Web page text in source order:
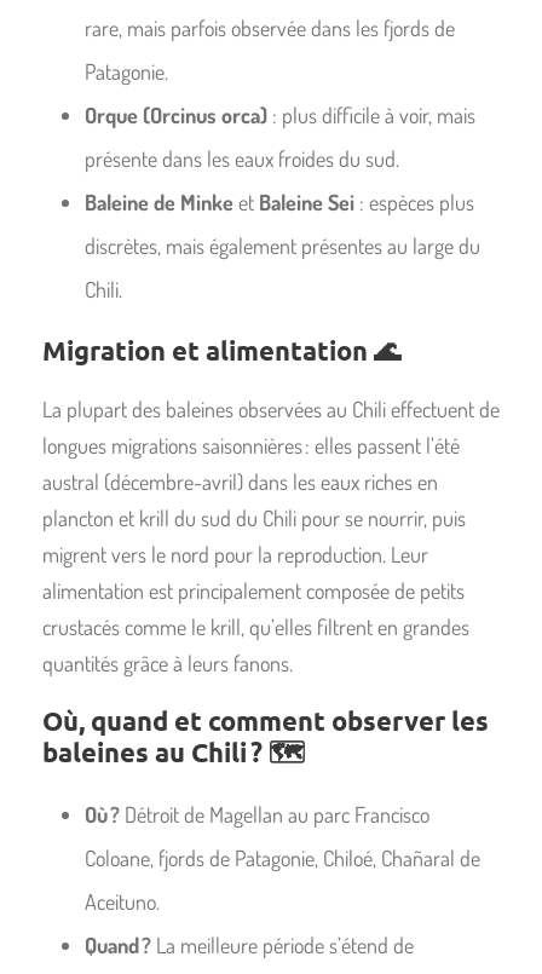
rare, mais parfois observée dans les fjords de
Patagonie.
Orque (Orcinus orca) : plus difficile à voir, mais
présente dans les eaux froides du sud.
Baleine de Minkeet Baleine Sei : espèces plus
discrètes, mais également présentes au large du
Chili.
Migration et alimentation 🌊
La plupart des baleines observées au Chili effectuent de
longues migrations saisonnières : elles passent l’été
austral (décembre-avril) dans les eaux riches en
plancton et krill du sud du Chili pour se nourrir, puis
migrent vers le nord pour la reproduction. Leur
alimentation est principalement composée de petits
crustacés comme le krill, qu’elles filtrent en grandes
quantités grâce à leurs fanons.
Où, quand et comment observer les
baleines au Chili ? 🗺️
Où ? Détroit de Magellan au parc Francisco
Coloane, fjords de Patagonie, Chiloé, Chañaral de
Aceituno.
Quand ? La meilleure période s’étend de